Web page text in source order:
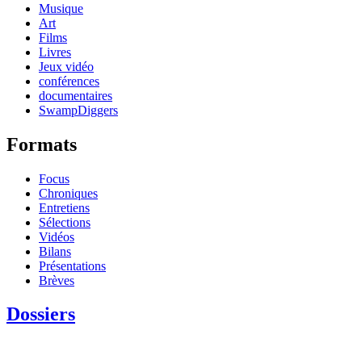
Musique
Art
Films
Livres
Jeux vidéo
conférences
documentaires
SwampDiggers
Formats
Focus
Chroniques
Entretiens
Sélections
Vidéos
Bilans
Présentations
Brèves
Dossiers